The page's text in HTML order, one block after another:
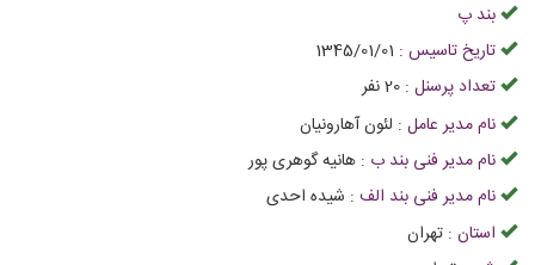
بند پ
تاریخ تاسیس : 1345/01/01
تعداد پرسنل : 20نفر
نام مدیر عامل : لئون آهارونیان
نام مدیر فنی بند ب : هانیه گوهری پور
نام مدیر فنی بند الف : شیده احدی
استان : تهران